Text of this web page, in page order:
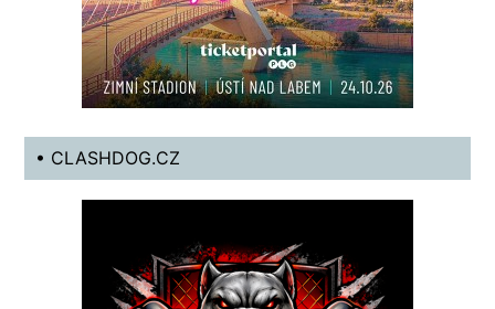
• CLASHDOG.CZ